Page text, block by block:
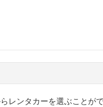
レンタカーを選ぶことが